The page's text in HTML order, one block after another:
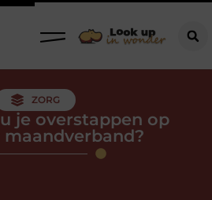
ZORG
je overstappen op
maandverband?